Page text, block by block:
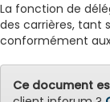
La fonction de
des carrières, tant
conformément
Ce document